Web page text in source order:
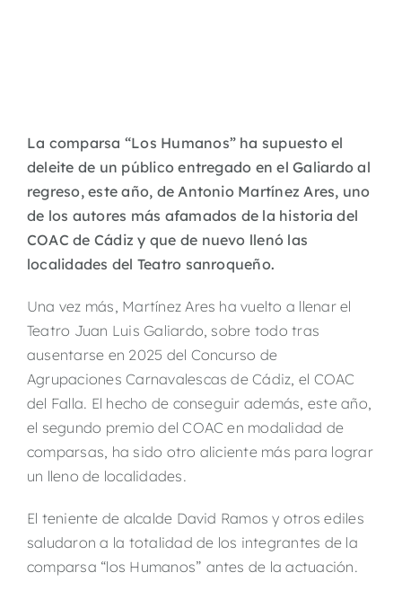
La comparsa “Los Humanos” ha supuesto el
deleite de un público entregado en el Galiardo al
regreso, este año, de Antonio Martínez Ares, uno
de los autores más afamados de la historia del
COAC de Cádiz y que de nuevo llenó las
localidades del Teatro sanroqueño.
Una vez más, Martínez Ares ha vuelto a llenar el
Teatro Juan Luis Galiardo, sobre todo tras
ausentarse en 2025 del Concurso de
Agrupaciones Carnavalescas de Cádiz, el COAC
del Falla. El hecho de conseguir además, este año,
el segundo premio del COAC en modalidad de
comparsas, ha sido otro aliciente más para lograr
un lleno de localidades.
El teniente de alcalde David Ramos y otros ediles
saludaron a la totalidad de los integrantes de la
comparsa “los Humanos” antes de la actuación.